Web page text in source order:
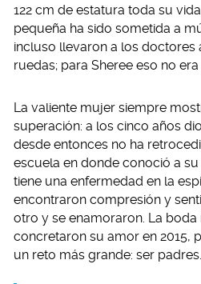
122 cm de estatura toda su
pequeña ha sido sometida a
incluso llevaron a los doctores
ruedas; para Sheree eso no
La valiente mujer siempre
superación: a los cinco años
desde entonces no ha
escuela en donde conoció a
tiene una enfermedad en la
encontraron compresión y
otro y se enamoraron. La boda
concretaron su amor en 2015,
un reto más grande: ser padres.